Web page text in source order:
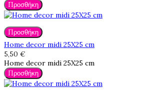
Προσθήκη
Προσθήκη
Home decor midi 25X25 cm
5,50 €
Home decor midi 25X25 cm
Προσθήκη